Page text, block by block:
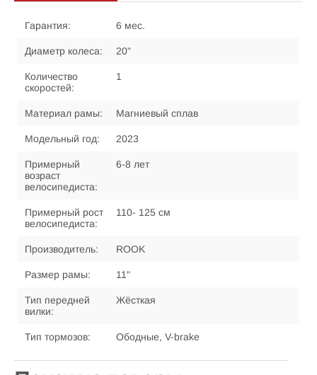
Гарантия: 6 мес.
Диаметр колеса: 20"
Количество
скоростей:
1
Материал рамы: Магниевый сплав
Модельный год: 2023
Примерный
возраст
велосипедиста:
6-8 лет
Примерный рост
велосипедиста:
110- 125 см
Производитель: ROOK
Размер рамы: 11"
Тип передней
вилки:
Жёсткая
Тип тормозов: Ободные, V-brake